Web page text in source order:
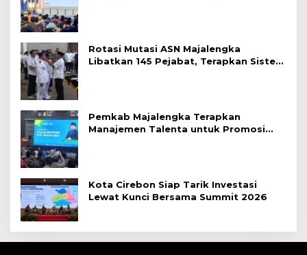
Rotasi Mutasi ASN Majalengka
Libatkan 145 Pejabat, Terapkan Sistem
Pemkab Majalengka Terapkan
Manajemen Talenta untuk Promosi
Kota Cirebon Siap Tarik Investasi
Lewat Kunci Bersama Summit 2026